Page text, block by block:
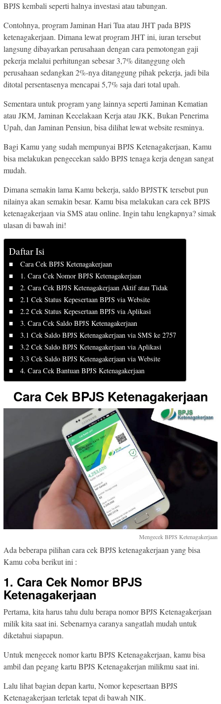
BPJS kembali seperti halnya investasi atau tabungan.
Contohnya, program Jaminan Hari Tua atau JHT pada BPJS
ketenagakerjaan. Dimana lewat program JHT ini, iuran tersebut
langsung dibayarkan perusahaan dengan cara pemotongan gaji
pekerja melalui perhitungan sebesar 3,7% ditanggung oleh
perusahaan sedangkan 2%-nya ditanggung pihak pekerja, jadi bila
ditotal persentasenya mencapai 5,7% saja dari total upah.
Sementara untuk program yang lainnya seperti Jaminan Kematian
atau JKM, Jaminan Kecelakaan Kerja atau JKK, Bukan Penerima
Upah, dan Jaminan Pensiun, bisa dilihat lewat website resminya.
Bagi Kamu yang sudah mempunyai BPJS Ketenagakerjaan, Kamu
bisa melakukan pengecekan saldo BPJS tenaga kerja dengan sangat
mudah.
Dimana semakin lama Kamu bekerja, saldo BPJSTK tersebut pun
nilainya akan semakin besar. Kamu bisa melakukan cara cek BPJS
ketenagakerjaan via SMS atau online. Ingin tahu lengkapnya? simak
ulasan di bawah ini!
Daftar Isi
Cara Cek BPJS Ketenagakerjaan
1. Cara Cek Nomor BPJS Ketenagakerjaan
2. Cara Cek BPJS Ketenagakerjaan Aktif atau Tidak
2.1 Cek Status Kepesertaan BPJS via Website
2.2 Cek Status Kepesertaan BPJS via Aplikasi
3. Cara Cek Saldo BPJS Ketenagakerjaan
3.1 Cek Saldo BPJS Ketenagakerjaan via SMS ke 2757
3.2 Cek Saldo BPJS Ketenagakerjaan via Aplikasi
3.3 Cek Saldo BPJS Ketenagakerjaan via Website
4. Cara Cek Bantuan BPJS Ketenagakerjaan
Cara Cek BPJS Ketenagakerjaan
Mengecek BPJS Ketenagakerjaan
Ada beberapa pilihan cara cek BPJS ketenagakerjaan yang bisa
Kamu coba berikut ini :
1. Cara Cek Nomor BPJS
Ketenagakerjaan
Pertama, kita harus tahu dulu berapa nomor BPJS Ketenagakerjaan
milik kita saat ini. Sebenarnya caranya sangatlah mudah untuk
diketahui siapapun.
Untuk mengecek nomor kartu BPJS Ketenagakerjaan, kamu bisa
ambil dan pegang kartu BPJS Ketenagakerjan milikmu saat ini.
Lalu lihat bagian depan kartu, Nomor kepesertaan BPJS
Ketenagakerjaan terletak tepat di bawah NIK.